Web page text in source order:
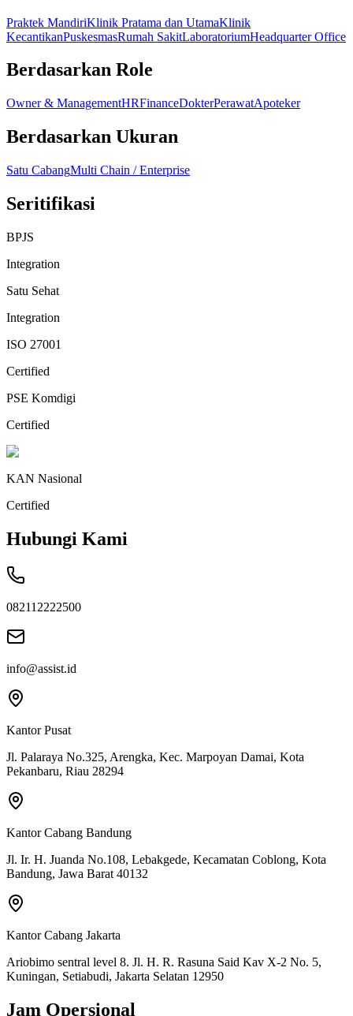
Praktek MandiriKlinik Pratama dan UtamaKlinik
KecantikanPuskesmasRumah SakitLaboratoriumHeadquarter Office
Berdasarkan Role
Owner & ManagementHRFinanceDokterPerawatApoteker
Berdasarkan Ukuran
Satu CabangMulti Chain / Enterprise
Seritifikasi
BPJS
Integration
Satu Sehat
Integration
ISO 27001
Certified
PSE Komdigi
Certified
KAN Nasional
Certified
Hubungi Kami
082112222500
info@assist.id
Kantor Pusat
Jl. Palaraya No.325, Arengka, Kec. Marpoyan Damai, Kota
Pekanbaru, Riau 28294
Kantor Cabang Bandung
Jl. Ir. H. Juanda No.108, Lebakgede, Kecamatan Coblong, Kota
Bandung, Jawa Barat 40132
Kantor Cabang Jakarta
Ariobimo sentral level 8. Jl. H. R. Rasuna Said Kav X-2 No. 5,
Kuningan, Setiabudi, Jakarta Selatan 12950
Jam Opersional